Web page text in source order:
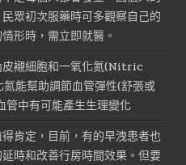
眾初次服藥時可多觀察自己的
形時，需立即就醫。
皮襯細胞和一氧化氮(Nitric
能幫助調節血管彈性(舒張或
管中有可能產生生理變化
肯定，目前，有的早洩患者也
時和改善行房時間效果。但要